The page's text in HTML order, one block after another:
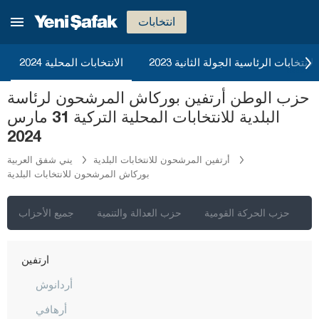
انتخابات
الانتخابات المحلية 2024 2023 الانتخابات الرئاسية الجولة الثانية
حزب الوطن أرتفين بوركاش المرشحون لرئاسة
البلدية للانتخابات المحلية التركية 31 مارس
2024
يني شفق العربية
أرتفين المرشحون للانتخابات البلدية
بوركاش المرشحون للانتخابات البلدية
جميع الأحزاب حزب العدالة والتنمية حزب الحركة القومية
إزمير
أديامان
أفيون قره حصار
أغري
أكسراي
أماصيا
أرداهان
أرتفين
أردانوش
أرهافي